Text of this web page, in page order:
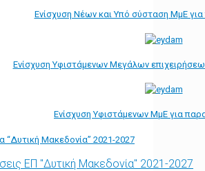
Ενίσχυση Νέων και Υπό σύσταση ΜμΕ
Ενίσχυση Υφιστάμενων Μεγάλων
Ενίσχυση Υφιστάμενων ΜμΕ για
“Δυτική Μακεδονία” 2021-2027
ΕΠ "Δυτική Μακεδονία" 2021-2027